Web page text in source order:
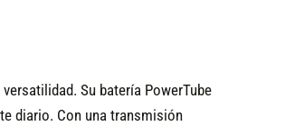
Su batería PowerTube
diario. Con una transmisión